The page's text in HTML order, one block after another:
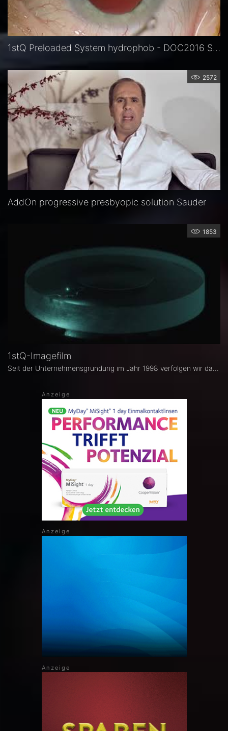
1stQ Preloaded System hydrophob - DOC2016 Sauder
2572
AddOn progressive presbyopic solution Sauder
1853
1stQ-Imagefilm
Seit der Unternehmensgründung im Jahr 1998 verfolgen wir das Ziel, mit unseren Produkten zur Verbesserung der Patientenversorgung beizutragen.